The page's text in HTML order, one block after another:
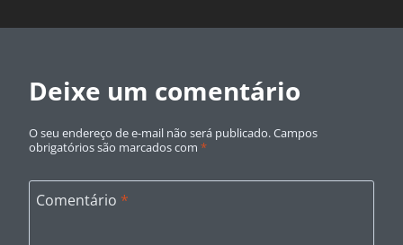
Deixe um comentário
O seu endereço de e-mail não será publicado.Campos
obrigatórios são marcados com *
Comentário *